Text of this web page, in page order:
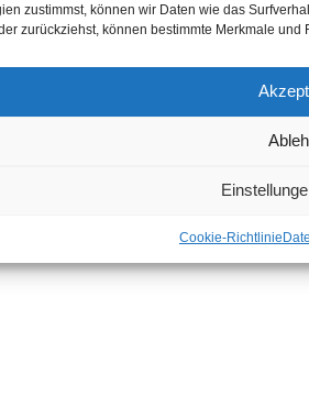
zustimmst, können wir Daten wie das
zurückziehst, können bestimmte Merkmale
Cookie-Richtlinie